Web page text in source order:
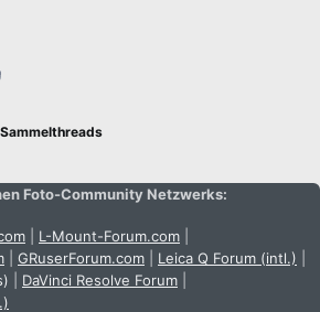
Bluesky
Foto-Community Netzwerks:
L-Mount-Forum.com
GRuserForum.com Leica Q Forum (intl.)
DaVinci Resolve Forum